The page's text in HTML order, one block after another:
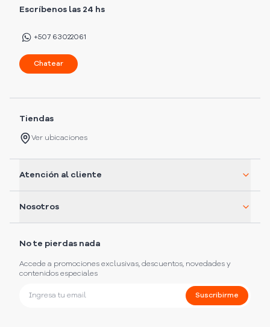
Escríbenos las 24 hs
+507 63022061
Chatear
Tiendas
Ver ubicaciones
Atención al cliente
Nosotros
No te pierdas nada
Accede a promociones exclusivas, descuentos, novedades y
contenidos especiales
Suscribirme